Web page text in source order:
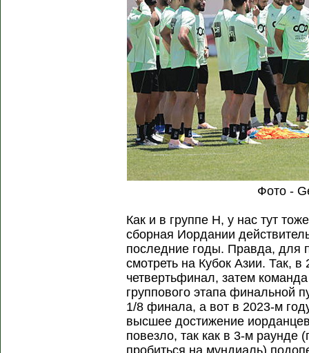
Фото -
Как и в группе H, у нас тут
сборная Иордании
последние годы. Правда, для
смотреть на Кубок Азии. Так,
четвертьфинал, затем
группового этапа финальной
1/8 финала, а вот в 2023-м
высшее достижение
повезло, так как в 3-м раунде
пробиться на мундиаль)